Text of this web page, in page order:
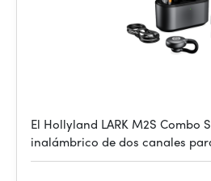
El Hollyland LARK M2S Combo
inalámbrico de dos canales